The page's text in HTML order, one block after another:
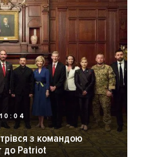
з командою
до Patriot